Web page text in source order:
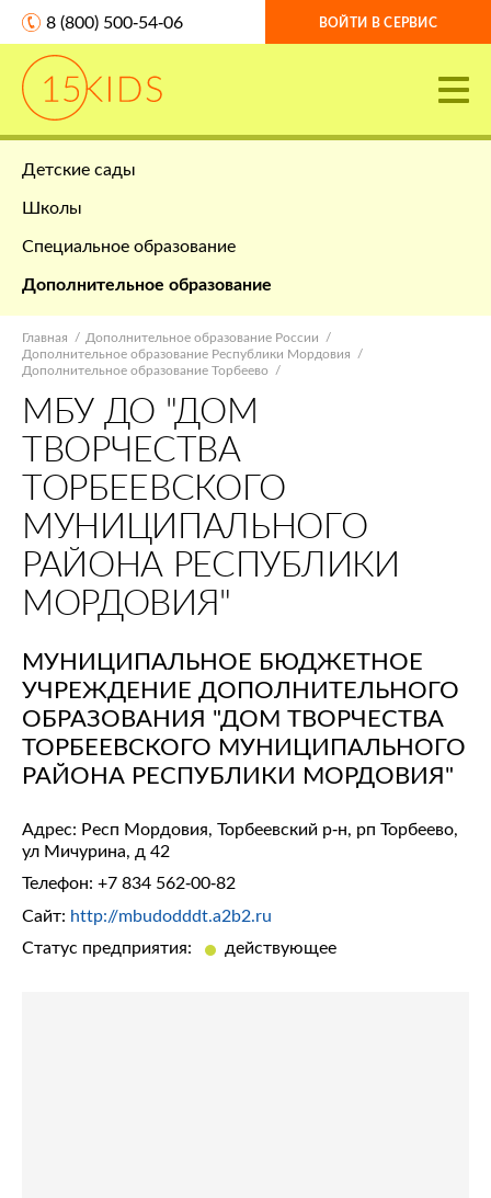
8 (800) 500-54-06 ВОЙТИ В СЕРВИС
Детские сады
Школы
Специальное образование
Дополнительное образование
Главная
Дополнительное образование России
Дополнительное образование Республики Мордовия
Дополнительное образование Торбеево
МБУ ДО "ДОМ
ТВОРЧЕСТВА
ТОРБЕЕВСКОГО
МУНИЦИПАЛЬНОГО
РАЙОНА РЕСПУБЛИКИ
МОРДОВИЯ"
МУНИЦИПАЛЬНОЕ БЮДЖЕТНОЕ
УЧРЕЖДЕНИЕ ДОПОЛНИТЕЛЬНОГО
ОБРАЗОВАНИЯ "ДОМ ТВОРЧЕСТВА
ТОРБЕЕВСКОГО МУНИЦИПАЛЬНОГО
РАЙОНА РЕСПУБЛИКИ МОРДОВИЯ"
Адрес: Респ Мордовия, Торбеевский р-н, рп Торбеево,
ул Мичурина, д 42
Телефон: +7 834 562-00-82
Сайт: http://mbudodddt.a2b2.ru
Статус предприятия:
действующее